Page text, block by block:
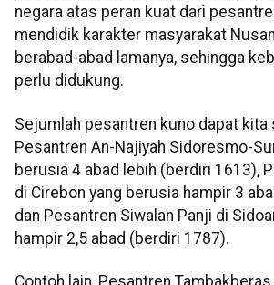
negara atas peran kuat dari
mendidik karakter masyarakat
berabad-abad lamanya, sehingga
perlu didukung.
Sejumlah pesantren kuno dapat
Pesantren An-Najiyah Sidoresmo-
berusia 4 abad lebih (berdiri 1613),
di Cirebon yang berusia hampir 3
dan Pesantren Siwalan Panji di
hampir 2,5 abad (berdiri 1787).